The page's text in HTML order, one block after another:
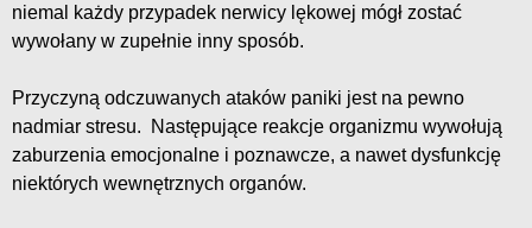
niemal każdy przypadek nerwicy lękowej mógł zostać
wywołany w zupełnie inny sposób.
Przyczyną odczuwanych ataków paniki jest na pewno
nadmiar stresu. Następujące reakcje organizmu wywołują
zaburzenia emocjonalne i poznawcze, a nawet dysfunkcję
niektórych wewnętrznych organów.